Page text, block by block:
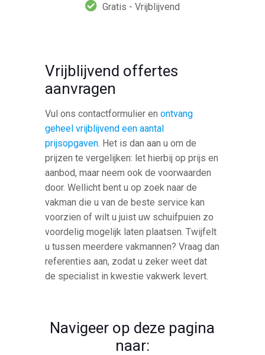
Gratis - Vrijblijvend
Vrijblijvend offertes
aanvragen
Vul ons contactformulier enontvang
geheel vrijblijvend een aantal
prijsopgaven. Het is dan aan u om de
prijzen te vergelijken: let hierbij op prijs en
aanbod, maar neem ook de voorwaarden
door. Wellicht bent u op zoek naar de
vakman die u van de beste service kan
voorzien of wilt u juist uw schuifpuien zo
voordelig mogelijk laten plaatsen. Twijfelt
u tussen meerdere vakmannen? Vraag dan
referenties aan, zodat u zeker weet dat
de specialist in kwestie vakwerk levert.
Navigeer op deze pagina
naar: